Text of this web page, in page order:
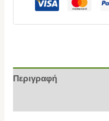
Περιγραφή